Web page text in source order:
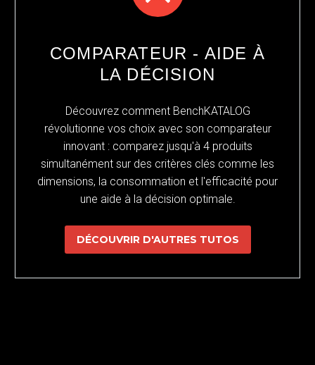
COMPARATEUR - AIDE À
LA DÉCISION
Découvrez comment BenchKATALOG
révolutionne vos choix avec son comparateur
innovant : comparez jusqu'à 4 produits
simultanément sur des critères clés comme les
dimensions, la consommation et l'efficacité pour
une aide à la décision optimale.
DÉCOUVRIR D'AUTRES TUTOS